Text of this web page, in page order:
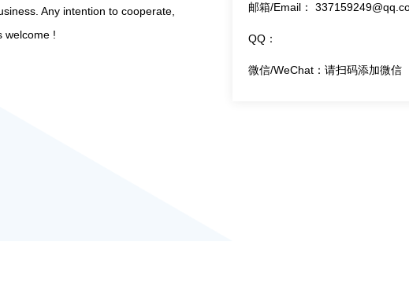
Any intention to cooperate,
welcome !
邮箱/Email：
QQ：
微信/WeChat：请扫码添加微信